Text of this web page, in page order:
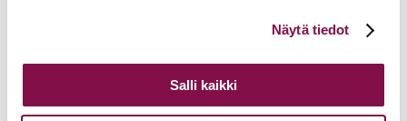
linkistä.
Näytä tiedot
Salli kaikki